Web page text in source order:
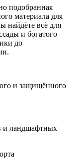
подобранная
материала для
найдёте всё для
и богатого
до
и защищённого
и ландшафтных